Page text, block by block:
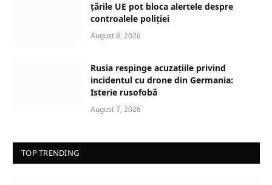
țările UE pot bloca alertele despre
controalele poliției
August 8, 2026
Rusia respinge acuzațiile privind
incidentul cu drone din Germania:
Isterie rusofobă
August 7, 2026
TOP TRENDING